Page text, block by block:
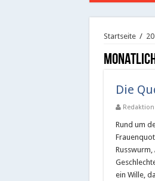
Startseite /
Die
Redaktion
Rund um
ein Wille,